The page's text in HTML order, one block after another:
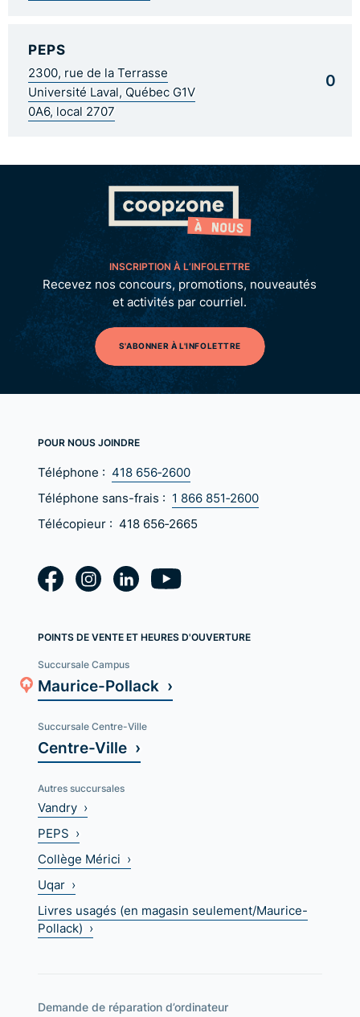
PEPS
2300, rue de la Terrasse
Université Laval, Québec G1V
0A6, local 2707
0
INSCRIPTION À L’INFOLETTRE
Recevez nos concours, promotions, nouveautés
et activités par courriel.
S'ABONNER À L'INFOLETTRE
POUR NOUS JOINDRE
Téléphone : 418 656‑2600
Téléphone sans-frais : 1 866 851‑2600
Télécopieur : 418 656‑2665
POINTS DE VENTE ET HEURES D'OUVERTURE
Succursale Campus
Maurice-Pollack ›
Succursale Centre-Ville
Centre-Ville ›
Autres succursales
Vandry ›
PEPS ›
Collège Mérici ›
Uqar ›
Livres usagés (en magasin seulement/Maurice-
Pollack) ›
Demande de réparation d’ordinateur